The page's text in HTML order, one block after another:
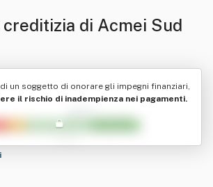
di Acmei Sud
un soggetto di onorare gli impegni finanziari,
il rischio di inadempienza nei pagamenti.